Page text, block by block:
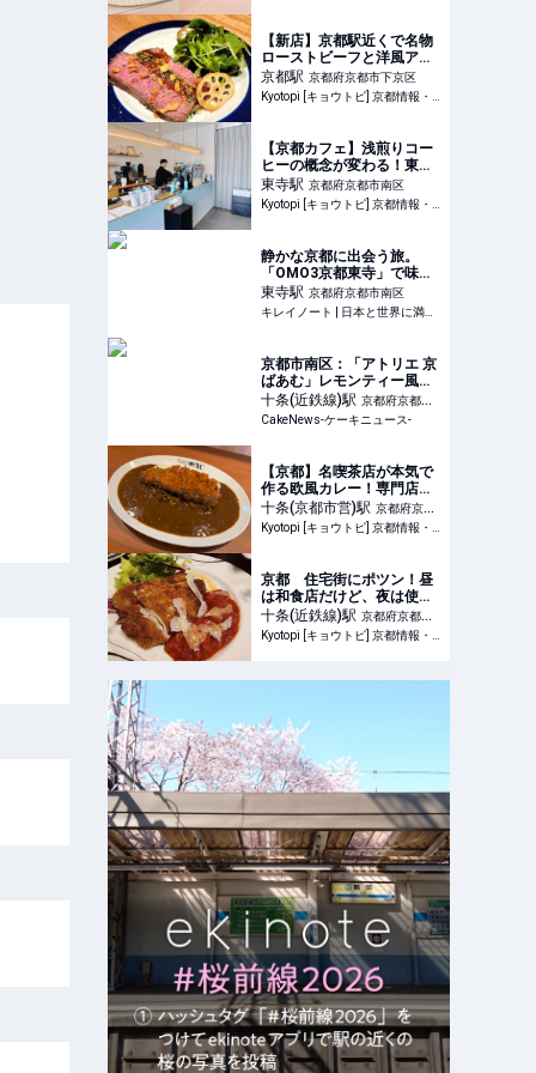
【新店】京都駅近くで名物
ローストビーフと洋風アテ
を気軽に！昼飲みでもでき
る「SUNS」
京都駅 京都府京都市下京区
Kyotopi [キョウトピ] 京都情報・観光・旅行・グルメ
【京都カフェ】浅煎りコー
ヒーの概念が変わる！東寺
で見つけた"澄み切った"極
上の一杯
東寺駅 京都府京都市南区
Kyotopi [キョウトピ] 京都情報・観光・旅行・グルメ
静かな京都に出会う旅。
「OMO3京都東寺」で味わ
う“心の時空トリップ” | キ
レイノート
東寺駅 京都府京都市南区
キレイノート | 日本と世界に満ち溢れている“キレイ“をさがして、旅をする人のノート
京都市南区：「アトリエ 京
ばあむ」レモンティー風味
の新ミニバウムクーヘン登
場
十条(近鉄線)駅 京都府京都市
南区
CakeNews-ケーキニュース-
【京都】名喫茶店が本気で
作る欧風カレー！専門店を
喫茶店横にオープン「カレ
ーショップYC」
十条(京都市営)駅 京都府京都
市南区
Kyotopi [キョウトピ] 京都情報・観光・旅行・グルメ
京都 住宅街にポツン！昼
は和食店だけど、夜は使い
やすいイタリアンに「ポン
テ・ソリーゾ」
十条(近鉄線)駅 京都府京都市
南区
Kyotopi [キョウトピ] 京都情報・観光・旅行・グルメ